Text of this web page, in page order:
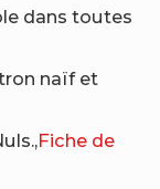
dans toutes
naïf et
Fiche de